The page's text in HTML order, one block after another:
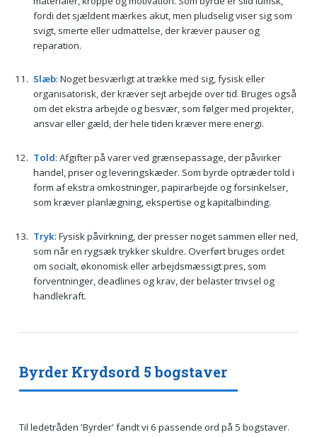
fordi det sjældent mærkes akut, men pludselig viser sig som
svigt, smerte eller udmattelse, der kræver pauser og
reparation.
Slæb: Noget besværligt at trække med sig, fysisk eller
organisatorisk, der kræver sejt arbejde over tid. Bruges også
om det ekstra arbejde og besvær, som følger med projekter,
ansvar eller gæld, der hele tiden kræver mere energi.
Told: Afgifter på varer ved grænsepassage, der påvirker
handel, priser og leveringskæder. Som byrde optræder told i
form af ekstra omkostninger, papirarbejde og forsinkelser,
som kræver planlægning, ekspertise og kapitalbinding.
Tryk: Fysisk påvirkning, der presser noget sammen eller ned,
som når en rygsæk trykker skuldre. Overført bruges ordet
om socialt, økonomisk eller arbejdsmæssigt pres, som
forventninger, deadlines og krav, der belaster trivsel og
handlekraft.
Byrder Krydsord 5 bogstaver
Til ledetråden 'Byrder' fandt vi 6 passende ord på 5 bogstaver.